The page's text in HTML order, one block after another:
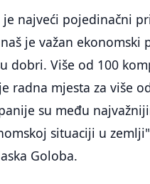
najveći pojedinačni
je važan ekonomski
dobri. Više od 100
radna mjesta za više
su među
situaciji u
Goloba.